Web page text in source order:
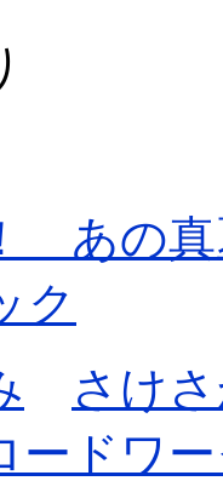
あの真
ク
さけ
ードワ